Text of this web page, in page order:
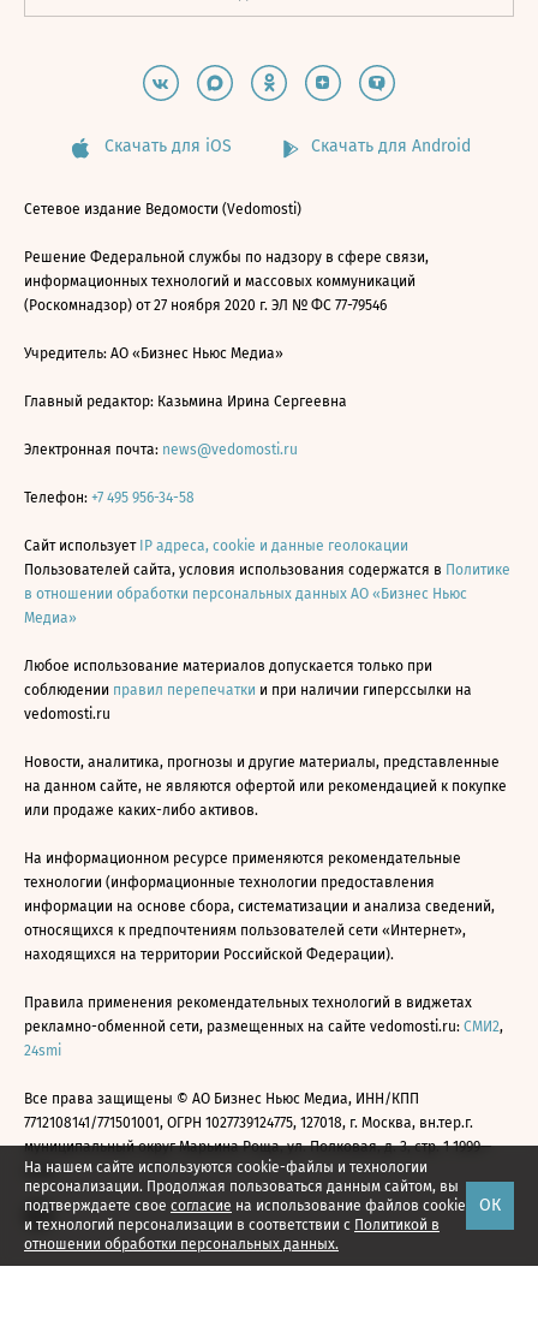
На нашем сайте используются cookie-файлы и технологии
персонализации. Продолжая пользоваться данным сайтом, вы
подтверждаете свое согласие на использование файлов cookie
и технологий персонализации в соответствии с Политикой в
отношении обработки персональных данных.
ОК
Скачать для iOS Скачать для Android
Сетевое издание Ведомости (Vedomosti)
Решение Федеральной службы по надзору в сфере связи,
информационных технологий и массовых коммуникаций
(Роскомнадзор) от 27 ноября 2020 г. ЭЛ № ФС 77-79546
Учредитель: АО «Бизнес Ньюс Медиа»
Главный редактор: Казьмина Ирина Сергеевна
Электронная почта: news@vedomosti.ru
Телефон: +7 495 956-34-58
Сайт использует IP адреса, cookie и данные геолокации
Пользователей сайта, условия использования содержатся в Политике
в отношении обработки персональных данных АО «Бизнес Ньюс
Медиа»
Любое использование материалов допускается только при
соблюдении правил перепечатки и при наличии гиперссылки на
vedomosti.ru
Новости, аналитика, прогнозы и другие материалы, представленные
на данном сайте, не являются офертой или рекомендацией к покупке
или продаже каких-либо активов.
На информационном ресурсе применяются рекомендательные
технологии (информационные технологии предоставления
информации на основе сбора, систематизации и анализа сведений,
относящихся к предпочтениям пользователей сети «Интернет»,
находящихся на территории Российской Федерации).
Правила применения рекомендательных технологий в виджетах
рекламно-обменной сети, размещенных на сайте vedomosti.ru: СМИ2,
24smi
Все права защищены © АО Бизнес Ньюс Медиа, ИНН/КПП
7712108141/771501001, ОГРН 1027739124775, 127018, г. Москва, вн.тер.г.
муниципальный округ Марьина Роща, ул. Полковая, д. 3, стр. 1 1999—
2026